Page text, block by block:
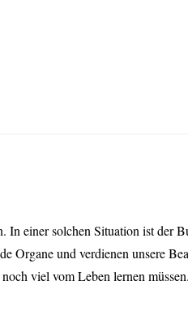
In einer solchen Situation ist der
Organe und verdienen unsere
viel vom Leben lernen